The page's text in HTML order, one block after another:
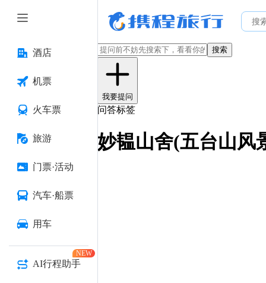
酒店
机票
火车票
旅游
门票·活动
汽车·船票
用车
AI行程助手
NEW
搜索
我要提问
问答标签
妙韫山舍(五台山风